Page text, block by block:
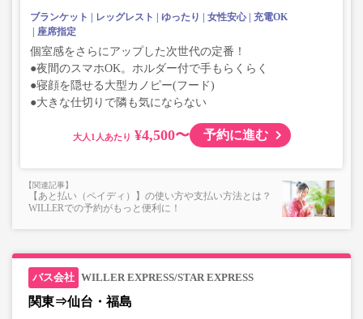
ブランケット レッグレスト ゆったり 女性安心
充電OK
座席指定
個室感をさらにアップした次世代の定番！
●夜間のスマホOK。ホルダー付で手もらくらく
●寝顔を隠せる大型カノピー(フード)
●大きな仕切りで隣も気にならない
大人 ¥4,500〜 予約に進む
【あと払い（ペイディ）】の使い方や支払い方法とは？
WILLERでの予約がもっと便利に！
WILLER EXPRESS/STAR EXPRESS
関東⇒仙台・福島